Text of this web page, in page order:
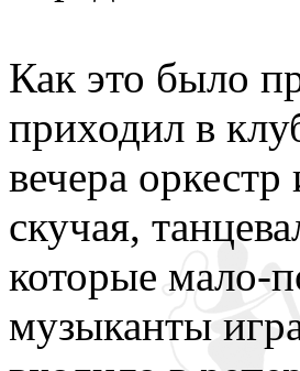
Как это было
приходил в
вечера
скучая,
которые мало-
музыканты